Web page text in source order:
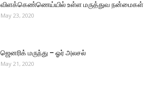
விளக்கெண்ணெய்யில் உள்ள மருத்துவ நன்மைகள்
May 23, 2020
ஜெனரிக் மருந்து – ஓர் அலசல்
May 21, 2020